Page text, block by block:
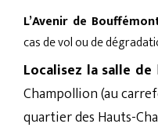
L’Avenir de
cas de vol ou de
Localisez la salle de
Champollion (au
quartier des Hauts-